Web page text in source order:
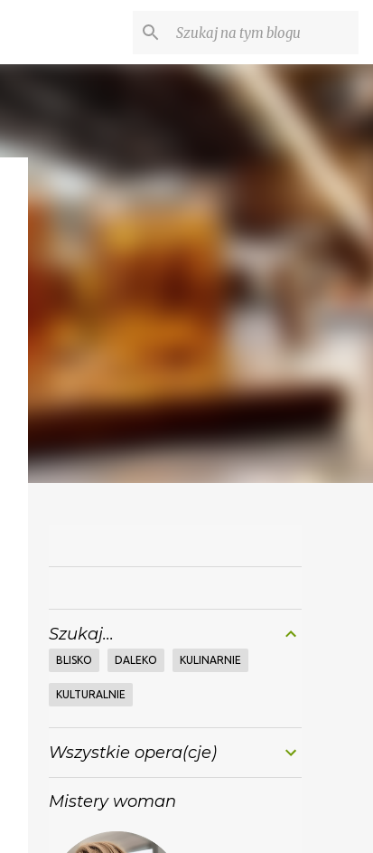
Szukaj...
BLISKO DALEKO KULINARNIE
KULTURALNIE
Wszystkie opera(cje)
Mistery woman